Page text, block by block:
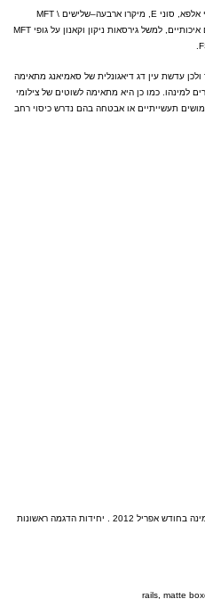
אלפא, סוני E, מיקרו ארבעה–שלישים \ MFT
, למשל גירסאות ניקון וקאנון על גופי MFT
עדשת עין דג דיאגונלית של סאמיאנג מתאימה
למינהו. כמו כן היא מתאימה לשוטים של צילומי
תעשייתיים או אבטחה בהם נדרש כיסוי רחב
בחודש אפריל 2012 .
יחידות הדגמה ראשונות